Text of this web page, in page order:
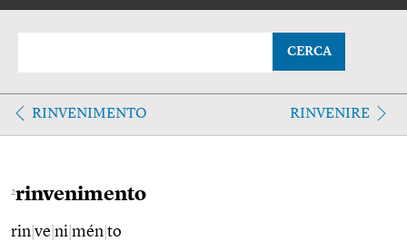
CERCA
RINVENIMENTO RINVENIRE
2rinvenimento
rin ve ni mén to